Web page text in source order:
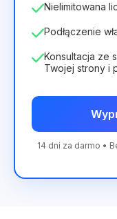
Nielimitowana
Podłączenie
Konsultacja ze
Twojej strony i
14 dni za darmo •